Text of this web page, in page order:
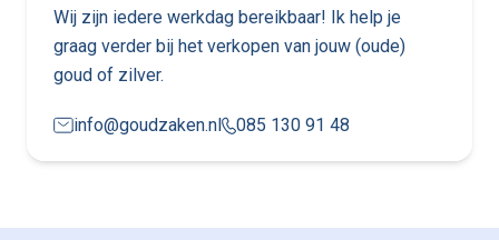
Wij zijn iedere werkdag bereikbaar! Ik help je
graag verder bij het verkopen van jouw (oude)
goud of zilver.
info@goudzaken.nl 085 130 91 48